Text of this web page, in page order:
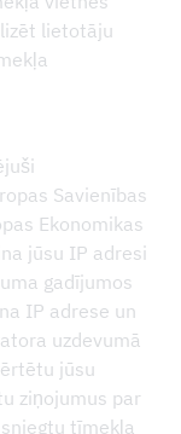
lietotāju
Savienības
Ekonomikas
jūsu IP adresi
gadījumos
IP adrese un
uzdevumā
jūsu
ziņojumus par
tīmekļa